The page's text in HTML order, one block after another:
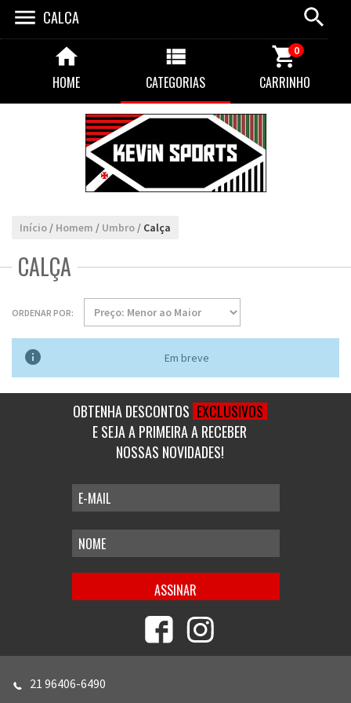
CALÇA
HOME CATEGORIAS CARRINHO
0
Início / Homem / Umbro / Calça
CALÇA
ORDENAR POR:
 Em breve
OBTENHA DESCONTOS EXCLUSIVOS
E SEJA A PRIMEIRA A RECEBER
NOSSAS NOVIDADES!
21 96406-6490